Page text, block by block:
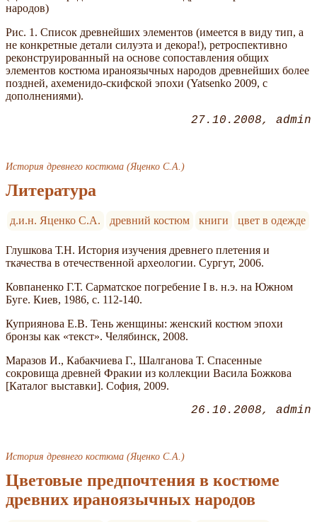
народов)
Рис. 1. Список древнейших элементов (имеется в виду тип, а
не конкретные детали силуэта и декора!), ретроспективно
реконструированный на основе сопоставления общих
элементов костюма ираноязычных народов древнейших более
поздней, ахеменидо-скифской эпохи (Yatsenko 2009, с
дополнениями).
27.10.2008 admin
История древнего костюма (Яценко С.А.)
Литература
д.и.н. Яценко С.А. древний костюм книги цвет в одежде
Глушкова Т.Н. История изучения древнего плетения и
ткачества в отечественной археологии. Сургут, 2006.
Ковпаненко Г.Т. Сарматское погребение I в. н.э. на Южном
Буге. Киев, 1986, с. 112-140.
Куприянова Е.В. Тень женщины: женский костюм эпохи
бронзы как «текст». Челябинск, 2008.
Маразов И., Кабакчиева Г., Шалганова Т. Спасенные
сокровища древней Фракии из коллекции Васила Божкова
[Каталог выставки]. София, 2009.
26.10.2008 admin
История древнего костюма (Яценко С.А.)
Цветовые предпочтения в костюме
древних ираноязычных народов